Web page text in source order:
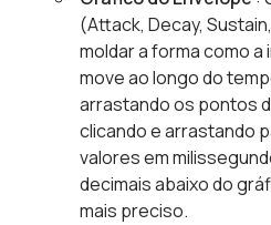
(Attack, Decay,
moldar a forma como
move ao longo do
arrastando os pontos
clicando e arrastando
valores em
decimais abaixo do
mais preciso.